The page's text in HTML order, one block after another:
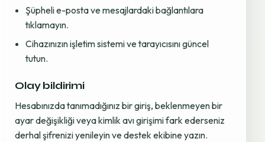
Şüpheli e-posta ve mesajlardaki bağlantılara
tıklamayın.
Cihazınızın işletim sistemi ve tarayıcısını güncel
tutun.
Olay bildirimi
Hesabınızda tanımadığınız bir giriş, beklenmeyen bir
ayar değişikliği veya kimlik avı girişimi fark ederseniz
derhal şifrenizi yenileyin ve destek ekibine yazın.